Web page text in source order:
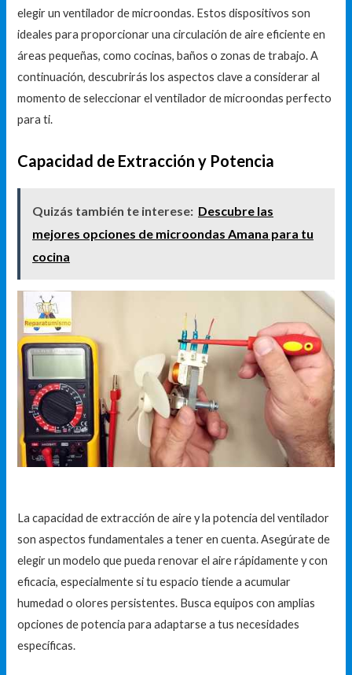
elegir un ventilador de microondas. Estos dispositivos son
ideales para proporcionar una circulación de aire eficiente en
áreas pequeñas, como cocinas, baños o zonas de trabajo. A
continuación, descubrirás los aspectos clave a considerar al
momento de seleccionar el ventilador de microondas perfecto
para ti.
Capacidad de Extracción y Potencia
Quizás también te interese: Descubre las
mejores opciones de microondas Amana para tu
cocina
La capacidad de extracción de aire y la potencia del ventilador
son aspectos fundamentales a tener en cuenta. Asegúrate de
elegir un modelo que pueda renovar el aire rápidamente y con
eficacia, especialmente si tu espacio tiende a acumular
humedad o olores persistentes. Busca equipos con amplias
opciones de potencia para adaptarse a tus necesidades
específicas.